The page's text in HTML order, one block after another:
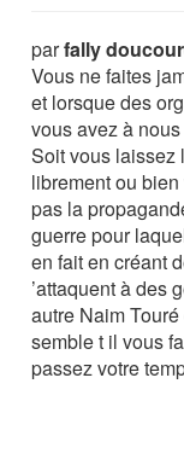
parfally
Vous ne faites
et lorsque des
vous avez à
Soit vous laissez
librement ou
pas la
guerre pour
en fait en créant
’attaquent à des
autre Naim
semble t il vous
passez votre